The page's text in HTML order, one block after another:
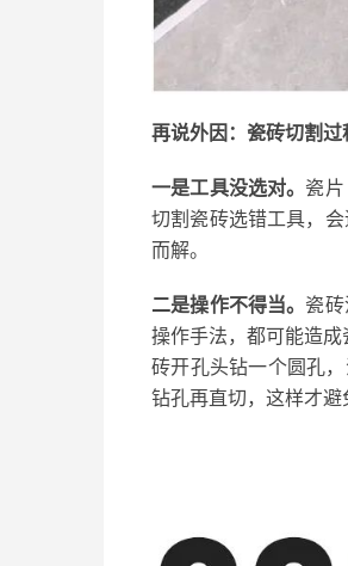
再说外因：瓷砖切割过
一是工具没选对。 瓷
切割瓷砖选错工具，
而解。
二是操作不得当。 瓷
操作手法，都可能造
砖开孔头钻一个圆孔
钻孔再直切，这样才避